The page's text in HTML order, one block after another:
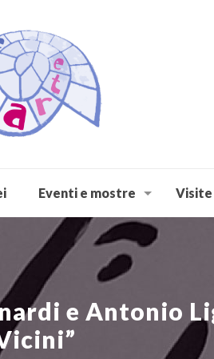
Eventi e mostre
e Antonio